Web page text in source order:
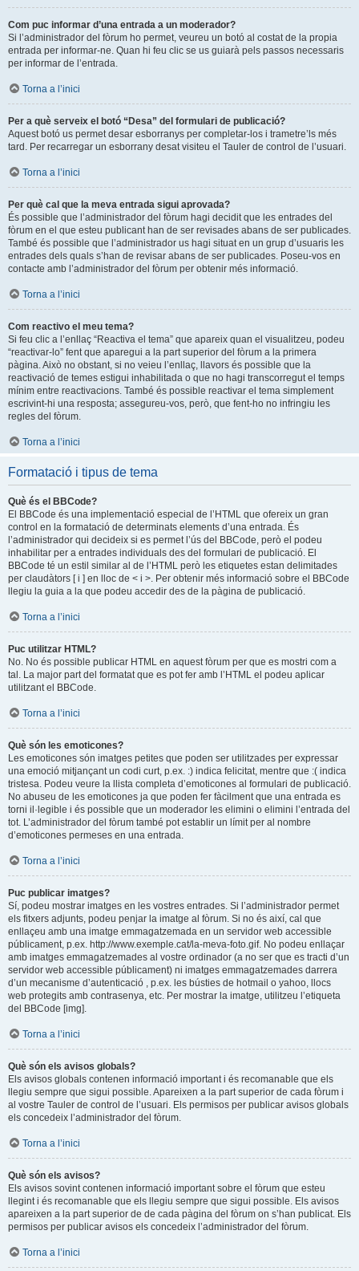
Com puc informar d’una entrada a un moderador?
Si l’administrador del fòrum ho permet, veureu un botó al costat de la propia
entrada per informar-ne. Quan hi feu clic se us guiarà pels passos necessaris
per informar de l’entrada.
Torna a l’inici
Per a què serveix el botó “Desa” del formulari de publicació?
Aquest botó us permet desar esborranys per completar-los i trametre’ls més
tard. Per recarregar un esborrany desat visiteu el Tauler de control de l’usuari.
Torna a l’inici
Per què cal que la meva entrada sigui aprovada?
És possible que l’administrador del fòrum hagi decidit que les entrades del
fòrum en el que esteu publicant han de ser revisades abans de ser publicades.
També és possible que l’administrador us hagi situat en un grup d’usuaris les
entrades dels quals s’han de revisar abans de ser publicades. Poseu-vos en
contacte amb l’administrador del fòrum per obtenir més informació.
Torna a l’inici
Com reactivo el meu tema?
Si feu clic a l’enllaç “Reactiva el tema” que apareix quan el visualitzeu, podeu
“reactivar-lo” fent que aparegui a la part superior del fòrum a la primera
pàgina. Això no obstant, si no veieu l’enllaç, llavors és possible que la
reactivació de temes estigui inhabilitada o que no hagi transcorregut el temps
mínim entre reactivacions. També és possible reactivar el tema simplement
escrivint-hi una resposta; assegureu-vos, però, que fent-ho no infringiu les
regles del fòrum.
Torna a l’inici
Formatació i tipus de tema
Què és el BBCode?
El BBCode és una implementació especial de l’HTML que ofereix un gran
control en la formatació de determinats elements d’una entrada. És
l’administrador qui decideix si es permet l’ús del BBCode, però el podeu
inhabilitar per a entrades individuals des del formulari de publicació. El
BBCode té un estil similar al de l’HTML però les etiquetes estan delimitades
per claudàtors [ i ] en lloc de < i >. Per obtenir més informació sobre el BBCode
llegiu la guia a la que podeu accedir des de la pàgina de publicació.
Torna a l’inici
Puc utilitzar HTML?
No. No és possible publicar HTML en aquest fòrum per que es mostri com a
tal. La major part del formatat que es pot fer amb l’HTML el podeu aplicar
utilitzant el BBCode.
Torna a l’inici
Què són les emoticones?
Les emoticones són imatges petites que poden ser utilitzades per expressar
una emoció mitjançant un codi curt, p.ex. :) indica felicitat, mentre que :( indica
tristesa. Podeu veure la llista completa d’emoticones al formulari de publicació.
No abuseu de les emoticones ja que poden fer fàcilment que una entrada es
torni il·legible i és possible que un moderador les elimini o elimini l’entrada del
tot. L’administrador del fòrum també pot establir un límit per al nombre
d’emoticones permeses en una entrada.
Torna a l’inici
Puc publicar imatges?
Sí, podeu mostrar imatges en les vostres entrades. Si l’administrador permet
els fitxers adjunts, podeu penjar la imatge al fòrum. Si no és així, cal que
enllaçeu amb una imatge emmagatzemada en un servidor web accessible
públicament, p.ex. http://www.exemple.cat/la-meva-foto.gif. No podeu enllaçar
amb imatges emmagatzemades al vostre ordinador (a no ser que es tracti d’un
servidor web accessible públicament) ni imatges emmagatzemades darrera
d’un mecanisme d’autenticació , p.ex. les bústies de hotmail o yahoo, llocs
web protegits amb contrasenya, etc. Per mostrar la imatge, utilitzeu l’etiqueta
del BBCode [img].
Torna a l’inici
Què són els avisos globals?
Els avisos globals contenen informació important i és recomanable que els
llegiu sempre que sigui possible. Apareixen a la part superior de cada fòrum i
al vostre Tauler de control de l’usuari. Els permisos per publicar avisos globals
els concedeix l’administrador del fòrum.
Torna a l’inici
Què són els avisos?
Els avisos sovint contenen informació important sobre el fòrum que esteu
llegint i és recomanable que els llegiu sempre que sigui possible. Els avisos
apareixen a la part superior de de cada pàgina del fòrum on s’han publicat. Els
permisos per publicar avisos els concedeix l’administrador del fòrum.
Torna a l’inici